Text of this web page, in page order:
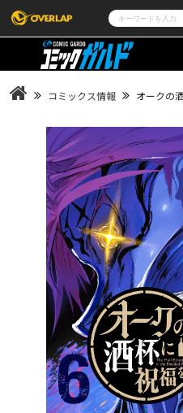
コミック
LiQulle
ポケットモンスター
アニメ
ゲーム
企業
会社概要
採用情報
アクセス
オーバーラップホールディングス
オーバー
オーバーラ
オーバーラ
ロサージ
コミックス情報 オークの